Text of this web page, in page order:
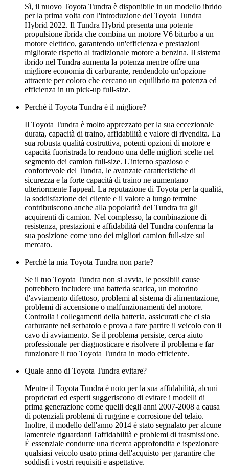
Sì, il nuovo Toyota Tundra è disponibile in un modello ibrido
per la prima volta con l'introduzione del Toyota Tundra
Hybrid 2022. Il Tundra Hybrid presenta una potente
propulsione ibrida che combina un motore V6 biturbo a un
motore elettrico, garantendo un'efficienza e prestazioni
migliorate rispetto al tradizionale motore a benzina. Il sistema
ibrido nel Tundra aumenta la potenza mentre offre una
migliore economia di carburante, rendendolo un'opzione
attraente per coloro che cercano un equilibrio tra potenza ed
efficienza in un pick-up full-size.
Perché il Toyota Tundra è il migliore?
Il Toyota Tundra è molto apprezzato per la sua eccezionale
durata, capacità di traino, affidabilità e valore di rivendita. La
sua robusta qualità costruttiva, potenti opzioni di motore e
capacità fuoristrada lo rendono una delle migliori scelte nel
segmento dei camion full-size. L'interno spazioso e
confortevole del Tundra, le avanzate caratteristiche di
sicurezza e la forte capacità di traino ne aumentano
ulteriormente l'appeal. La reputazione di Toyota per la qualità,
la soddisfazione del cliente e il valore a lungo termine
contribuiscono anche alla popolarità del Tundra tra gli
acquirenti di camion. Nel complesso, la combinazione di
resistenza, prestazioni e affidabilità del Tundra conferma la
sua posizione come uno dei migliori camion full-size sul
mercato.
Perché la mia Toyota Tundra non parte?
Se il tuo Toyota Tundra non si avvia, le possibili cause
potrebbero includere una batteria scarica, un motorino
d'avviamento difettoso, problemi al sistema di alimentazione,
problemi di accensione o malfunzionamenti del motore.
Controlla i collegamenti della batteria, assicurati che ci sia
carburante nel serbatoio e prova a fare partire il veicolo con il
cavo di avviamento. Se il problema persiste, cerca aiuto
professionale per diagnosticare e risolvere il problema e far
funzionare il tuo Toyota Tundra in modo efficiente.
Quale anno di Toyota Tundra evitare?
Mentre il Toyota Tundra è noto per la sua affidabilità, alcuni
proprietari ed esperti suggeriscono di evitare i modelli di
prima generazione come quelli degli anni 2007-2008 a causa
di potenziali problemi di ruggine e corrosione del telaio.
Inoltre, il modello dell'anno 2014 è stato segnalato per alcune
lamentele riguardanti l'affidabilità e problemi di trasmissione.
È essenziale condurre una ricerca approfondita e ispezionare
qualsiasi veicolo usato prima dell'acquisto per garantire che
soddisfi i vostri requisiti e aspettative.